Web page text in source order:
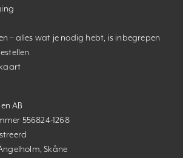
– alles wat je nodig hebt, is inbegrepen
AB
556824-1268
Skåne